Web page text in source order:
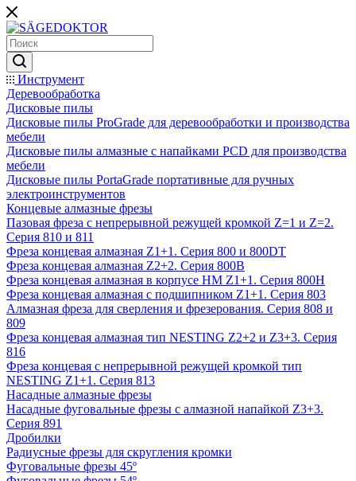
Инструмент
Деревообработка
Дисковые пилы
Дисковые пилы ProGrade для деревообработки и производства
мебели
Дисковые пилы алмазные с напайками PCD для производства
мебели
Дисковые пилы PortaGrade портативные для ручных
электроинструментов
Концевые алмазные фрезы
Пазовая фреза с непрерывной режущей кромкой Z=1 и Z=2.
Серия 810 и 811
Фреза концевая алмазная Z1+1. Серия 800 и 800DT
Фреза концевая алмазная Z2+2. Серия 800B
Фреза концевая алмазная в корпусе НМ Z1+1. Серия 800H
Фреза концевая алмазная с подшипником Z1+1. Серия 803
Алмазная фреза для сверления и фрезерования. Серия 808 и
809
Фреза концевая алмазная тип NESTING Z2+2 и Z3+3. Серия
816
Фреза концевая с непрерывной режущей кромкой тип
NESTING Z1+1. Серия 813
Насадные алмазные фрезы
Насадные фуговальные фрезы с алмазной напайкой Z3+3.
Серия 891
Дробилки
Радиусные фрезы для скругления кромки
Фуговальные фрезы 45º